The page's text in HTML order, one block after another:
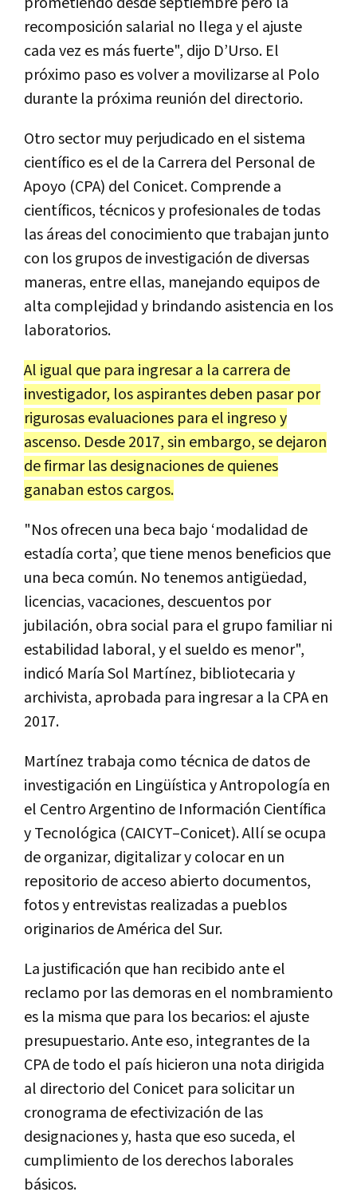
recomposición salarial no llega y el ajuste
cada vez es más fuerte", dijo D’Urso. El
próximo paso es volver a movilizarse al Polo
durante la próxima reunión del directorio.
Otro sector muy perjudicado en el sistema
científico es el de la Carrera del Personal de
Apoyo (CPA) del Conicet. Comprende a
científicos, técnicos y profesionales de todas
las áreas del conocimiento que trabajan junto
con los grupos de investigación de diversas
maneras, entre ellas, manejando equipos de
alta complejidad y brindando asistencia en los
laboratorios.
Al igual que para ingresar a la carrera de
investigador, los aspirantes deben pasar por
rigurosas evaluaciones para el ingreso y
ascenso. Desde 2017, sin embargo, se dejaron
de firmar las designaciones de quienes
ganaban estos cargos.
"Nos ofrecen una beca bajo ‘modalidad de
estadía corta’, que tiene menos beneficios que
una beca común. No tenemos antigüedad,
licencias, vacaciones, descuentos por
jubilación, obra social para el grupo familiar ni
estabilidad laboral, y el sueldo es menor",
indicó María Sol Martínez, bibliotecaria y
archivista, aprobada para ingresar a la CPA en
2017.
Martínez trabaja como técnica de datos de
investigación en Lingüística y Antropología en
el Centro Argentino de Información Científica
y Tecnológica (CAICYT–Conicet). Allí se ocupa
de organizar, digitalizar y colocar en un
repositorio de acceso abierto documentos,
fotos y entrevistas realizadas a pueblos
originarios de América del Sur.
La justificación que han recibido ante el
reclamo por las demoras en el nombramiento
es la misma que para los becarios: el ajuste
presupuestario. Ante eso, integrantes de la
CPA de todo el país hicieron una nota dirigida
al directorio del Conicet para solicitar un
cronograma de efectivización de las
designaciones y, hasta que eso suceda, el
cumplimiento de los derechos laborales
básicos.